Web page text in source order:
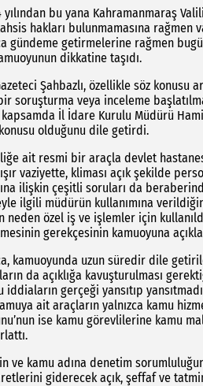
yılından bu yana Kahramanmaraş
hakları bulunmamasına
gündeme getirmelerine rağmen
dikkatine taşıdı.
Şahbazlı, özellikle söz
soruşturma veya inceleme
İl İdare Kurulu Müdürü
olduğunu dile getirdi.
ait resmi bir araçla devlet
vaziyette, kliması açık şekilde
ilişkin çeşitli soruları da
ilgili müdürün kullanımına
neden özel iş ve işlemler için
gerekçesinin kamuoyuna
kamuoyunda uzun süredir dile
da açıklığa kavuşturulması
gerçeği yansıtıp
ait araçların yalnızca kamu
ise kamu görevlilerine kamu
ve kamu adına denetim
giderecek açık, şeffaf ve